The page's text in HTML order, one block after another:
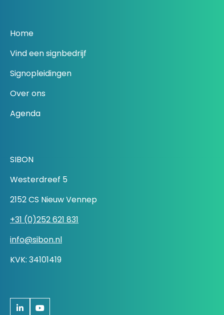
Home
Vind een signbedrijf
Signopleidingen
Over ons
Agenda
SIBON
Westerdreef 5
2152 CS Nieuw Vennep
+31 (0)252 621 831
info@sibon.nl
KVK: 34101419